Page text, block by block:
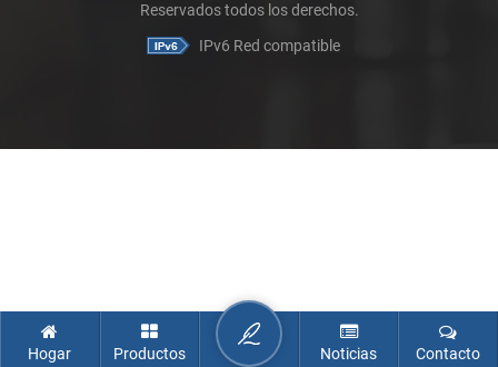
Reservados todos los derechos.
IPv6 Red compatible
Hogar Productos Noticias Contacto